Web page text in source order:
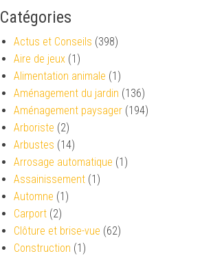
Catégories
Actus et Conseils (398)
Aire de jeux (1)
Alimentation animale (1)
Aménagement du jardin (136)
Aménagement paysager (194)
Arboriste (2)
Arbustes (14)
Arrosage automatique (1)
Assainissement (1)
Automne (1)
Carport (2)
Clôture et brise-vue (62)
Construction (1)